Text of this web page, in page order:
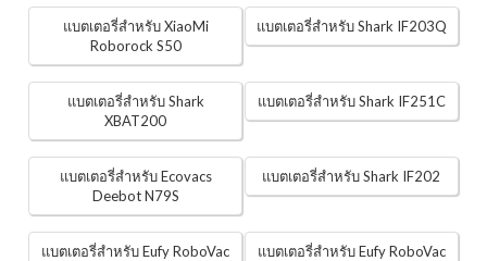
แบตเตอรี่สำหรับ XiaoMi
Roborock S50
แบตเตอรี่สำหรับ Shark IF203Q
แบตเตอรี่สำหรับ Shark
XBAT200
แบตเตอรี่สำหรับ Shark IF251C
แบตเตอรี่สำหรับ Ecovacs
Deebot N79S
แบตเตอรี่สำหรับ Shark IF202
แบตเตอรี่สำหรับ Eufy RoboVac
แบตเตอรี่สำหรับ Eufy RoboVac